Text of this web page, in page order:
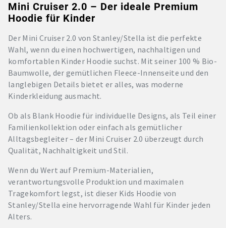
Mini Cruiser 2.0 – Der ideale Premium
Hoodie für Kinder
Der Mini Cruiser 2.0 von Stanley/Stella ist die perfekte
Wahl, wenn du einen hochwertigen, nachhaltigen und
komfortablen Kinder Hoodie suchst. Mit seiner 100 % Bio-
Baumwolle, der gemütlichen Fleece-Innenseite und den
langlebigen Details bietet er alles, was moderne
Kinderkleidung ausmacht.
Ob als Blank Hoodie für individuelle Designs, als Teil einer
Familienkollektion oder einfach als gemütlicher
Alltagsbegleiter – der Mini Cruiser 2.0 überzeugt durch
Qualität, Nachhaltigkeit und Stil.
Wenn du Wert auf Premium-Materialien,
verantwortungsvolle Produktion und maximalen
Tragekomfort legst, ist dieser Kids Hoodie von
Stanley/Stella eine hervorragende Wahl für Kinder jeden
Alters.